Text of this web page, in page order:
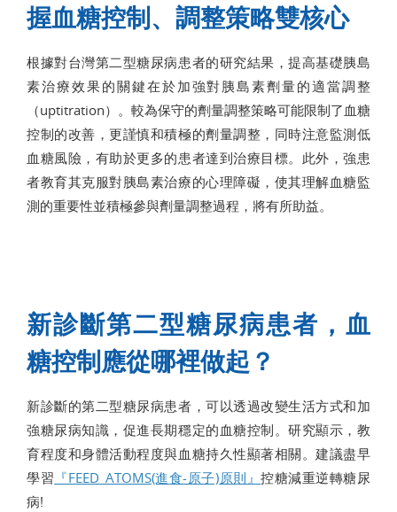
握血糖控制、調整策略雙核心
根據對台灣第二型糖尿病患者的研究結果，提高基礎胰島
素治療效果的關鍵在於加強對胰島素劑量的適當調整
（uptitration）。較為保守的劑量調整策略可能限制了血糖
控制的改善，更謹慎和積極的劑量調整，同時注意監測低
血糖風險，有助於更多的患者達到治療目標。此外，強患
者教育其克服對胰島素治療的心理障礙，使其理解血糖監
測的重要性並積極參與劑量調整過程，將有所助益。
新診斷第二型糖尿病患者，血
糖控制應從哪裡做起？
新診斷的第二型糖尿病患者，可以透過改變生活方式和加
強糖尿病知識，促進長期穩定的血糖控制。研究顯示，教
育程度和身體活動程度與血糖持久性顯著相關。建議盡早
學習 『FEED_ATOMS(進食-原子)原則』控糖減重逆轉糖尿
病!